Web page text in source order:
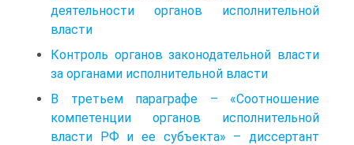
деятельности органов исполнительной
власти
Контроль органов законодательной власти
за органами исполнительной власти
В третьем параграфе – «Соотношение
компетенции органов исполнительной
власти РФ и ее субъекта» – диссертант